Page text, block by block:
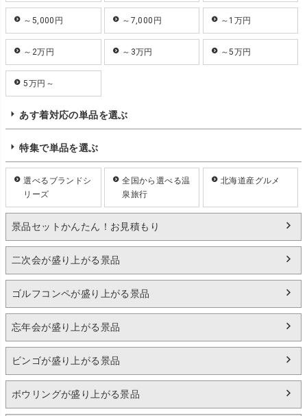
～5,000円 ～7,000円 ～1万円
～2万円 ～3万円 ～5万円
5万円～
あす着対応の単品を選ぶ
特集で単品を選ぶ
選べるブランドシ
リーズ
全国から選べる温
泉旅行
北海道産グルメ
景品セットかんたん！お見積もり
二次会が盛り上がる景品
ゴルフコンペが盛り上がる景品
忘年会が盛り上がる景品
ビンゴが盛り上がる景品
ボウリングが盛り上がる景品